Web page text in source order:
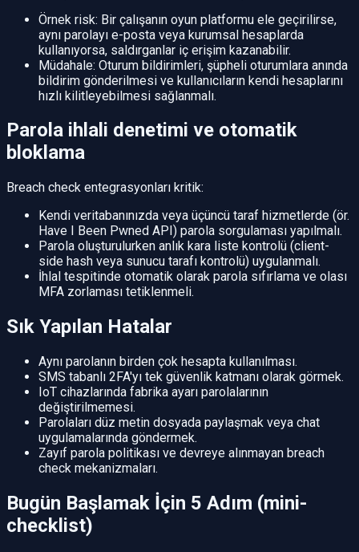
Örnek risk: Bir çalışanın oyun platformu ele geçirilirse,
aynı parolayı e-posta veya kurumsal hesaplarda
kullanıyorsa, saldırganlar iç erişim kazanabilir.
Müdahale: Oturum bildirimleri, şüpheli oturumlara anında
bildirim gönderilmesi ve kullanıcıların kendi hesaplarını
hızlı kilitleyebilmesi sağlanmalı.
Parola ihlali denetimi ve otomatik
bloklama
Breach check entegrasyonları kritik:
Kendi veritabanınızda veya üçüncü taraf hizmetlerde (ör.
Have I Been Pwned API) parola sorgulaması yapılmalı.
Parola oluşturulurken anlık kara liste kontrolü (client-
side hash veya sunucu tarafı kontrolü) uygulanmalı.
İhlal tespitinde otomatik olarak parola sıfırlama ve olası
MFA zorlaması tetiklenmeli.
Sık Yapılan Hatalar
Aynı parolanın birden çok hesapta kullanılması.
SMS tabanlı 2FA'yı tek güvenlik katmanı olarak görmek.
IoT cihazlarında fabrika ayarı parolalarının
değiştirilmemesi.
Parolaları düz metin dosyada paylaşmak veya chat
uygulamalarında göndermek.
Zayıf parola politikası ve devreye alınmayan breach
check mekanizmaları.
Bugün Başlamak İçin 5 Adım (mini-
checklist)